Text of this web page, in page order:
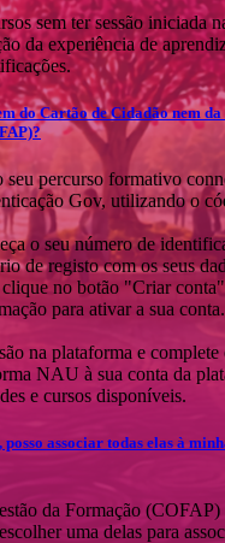
sem ter sessão iniciada
da experiência de
do Cartão de Cidadão nem
percurso formativo
Gov, utilizando o
o seu número de
de registo com os seus
no botão "Criar
para ativar a sua
na plataforma e
NAU à sua conta da
e cursos disponíveis.
associar todas elas à
da Formação
uma delas para